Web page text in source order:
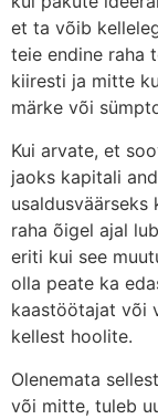
et ta võib
teie endine raha
kiiresti ja mitte
märke või
Kui arvate, et
jaoks kapitali
usaldusväärseks
raha õigel ajal
eriti kui see
olla peate ka
kaastöötajat või
kellest hoolite.
Olenemata
või mitte, tuleb